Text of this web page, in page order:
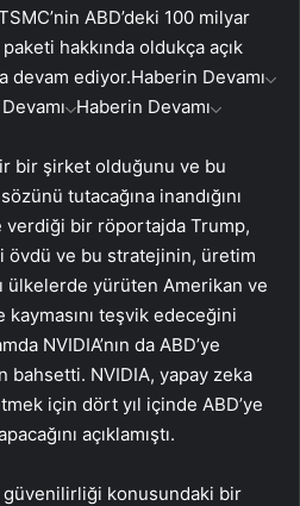
ABD’deki 100 milyar
hakkında oldukça açık
devam ediyor.Haberin Devamı
Haberin Devamı
bir şirket olduğunu ve bu
tutacağına inandığını
verdiği bir röportajda Trump,
ve bu stratejinin, üretim
ülkelerde yürüten Amerikan ve
kaymasını teşvik edeceğini
NVIDIA’nın da ABD’ye
bahsetti. NVIDIA, yapay zeka
için dört yıl içinde ABD’ye
açıklamıştı.
güvenilirliği konusundaki bir